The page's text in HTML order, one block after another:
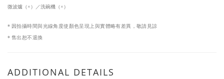
微波爐（×）／洗碗機（×）
* 因拍攝時間與光線角度使顏色呈現上與實體略有差異，敬請見諒
* 售出恕不退換
ADDITIONAL DETAILS